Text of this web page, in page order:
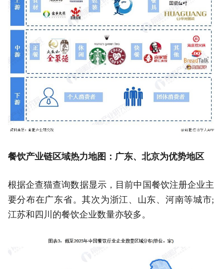
餐饮产业链区域热力地图：广东、北京为优势地区
根据企查猫查询数据显示，目前中国餐饮注册企业主
要分布在广东省。其次为浙江、山东、河南等城市;
江苏和四川的餐饮企业数量亦较多。